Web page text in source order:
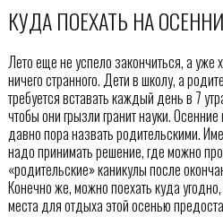
КУДА ПОЕХАТЬ НА
Лето еще не успело закончиться, а уже
ничего странного. Дети в школу, а
требуется вставать каждый день в 7
чтобы они грызли гранит науки.
давно пора назвать родительскими.
надо принимать решение, где можно
«родительские» каникулы после
Конечно же, можно поехать куда
места для отдыха этой осенью